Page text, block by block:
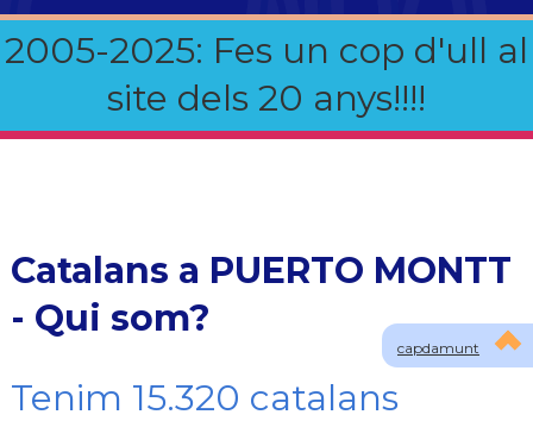
2005-2025: Fes un cop d'ull al
site dels 20 anys!!!!
capdamunt
Catalans a PUERTO MONTT
- Qui som?
Tenim 15.320 catalans